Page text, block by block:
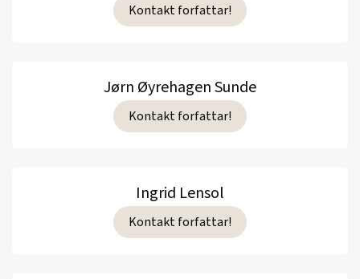
Kontakt forfattar!
Jørn Øyrehagen Sunde
Kontakt forfattar!
Ingrid Lensol
Kontakt forfattar!